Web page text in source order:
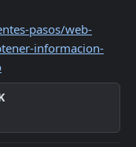
pasos/web-
informacion-